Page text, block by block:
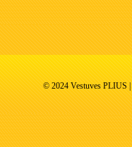
© 2024 Vestuves PLIUS